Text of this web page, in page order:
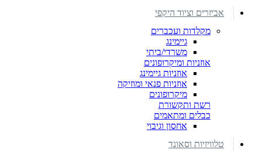
אביזרים וציוד היקפי
מקלדות ועכברים
גיימינג
משרדי/ביתי
אוזניות ומיקרופונים
אוזניות גיימינג
אוזניות פנאי ומוזיקה
מיקרופונים
רשת ותקשורת
כבלים ומתאמים
אחסון וגיבוי
טלוויזיות וסאונד